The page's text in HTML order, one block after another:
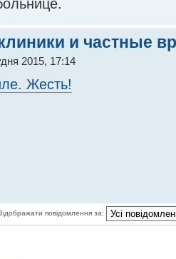
и частные
2015, 17:14
Жесть!
повідомлення за: